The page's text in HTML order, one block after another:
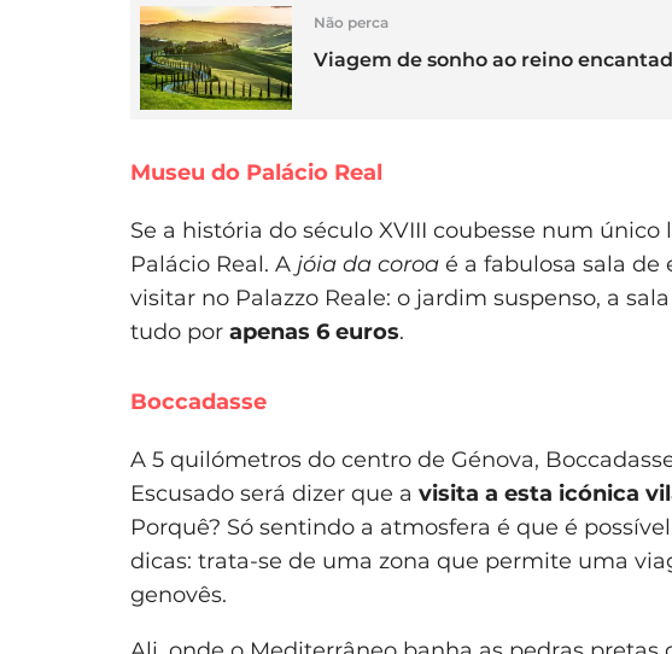
Não perca
Viagem de sonho ao reino
Museu do Palácio Real
Se a história do século XVIII coubesse num único
Palácio Real. A jóia da coroa é a fabulosa sala de
visitar no Palazzo Reale: o jardim suspenso, a
tudo por apenas 6 euros.
Boccadasse
A 5 quilómetros do centro de Génova,
Escusado será dizer que a visita a esta icónica
Porquê? Só sentindo a atmosfera é que é
dicas: trata-se de uma zona que permite uma
genovês.